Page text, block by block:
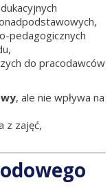
pedagogicznych
do pracodawców
, ale nie wpływa na
z zajęć,